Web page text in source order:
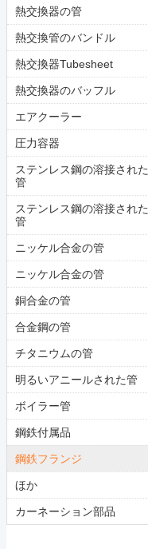
熱交換器の管
熱交換管のバンドル
熱交換器Tubesheet
熱交換器のバッフル
エアクーラー
圧力容器
ステンレス鋼の溶接された
管
ステンレス鋼の溶接された
管
ニッケル合金の管
ニッケル合金の管
銅合金の管
合金鋼の管
チタニウムの管
明るいアニールされた管
ボイラー管
鋼鉄付属品
鋼鉄フランジ
ほか
カーネーション部品